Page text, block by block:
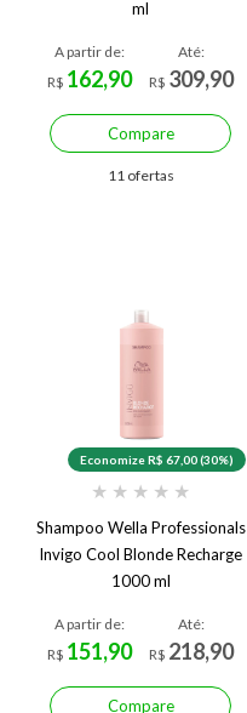
ml
A partir de:
R$ 162,90
Até:
R$ 309,90
Compare
11 ofertas
Economize R$ 67,00 (30%)
★ ★ ★ ★ ★
Shampoo Wella Professionals
Invigo Cool Blonde Recharge
1000 ml
A partir de:
R$ 151,90
Até:
R$ 218,90
Compare